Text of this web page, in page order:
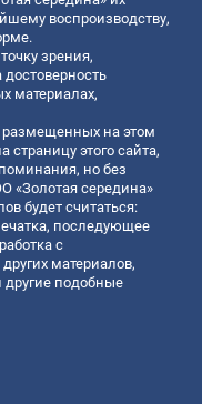
воспроизводству,
зрения,
материалах,
на этом
этого сайта,
но без
«Золотая середина»
будет считаться:
последующее
с
материалов,
другие подобные